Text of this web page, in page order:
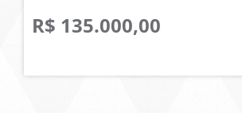
R$ 135.000,00